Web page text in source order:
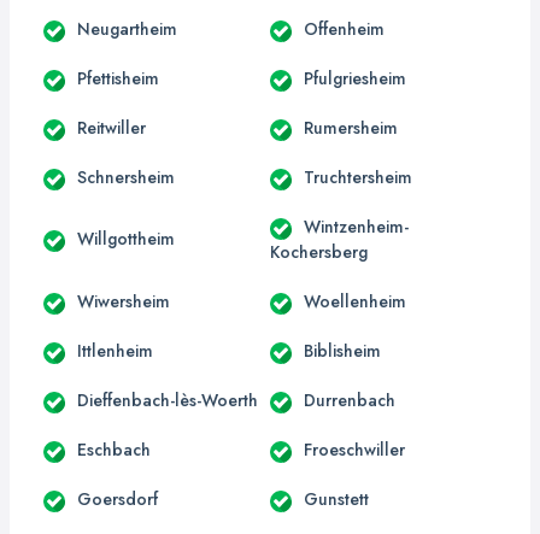
Neugartheim Offenheim
Pfettisheim Pfulgriesheim
Reitwiller Rumersheim
Schnersheim Truchtersheim
Willgottheim
Wintzenheim-
Kochersberg
Wiwersheim Woellenheim
Ittlenheim Biblisheim
Dieffenbach-lès-Woerth Durrenbach
Eschbach Froeschwiller
Goersdorf Gunstett